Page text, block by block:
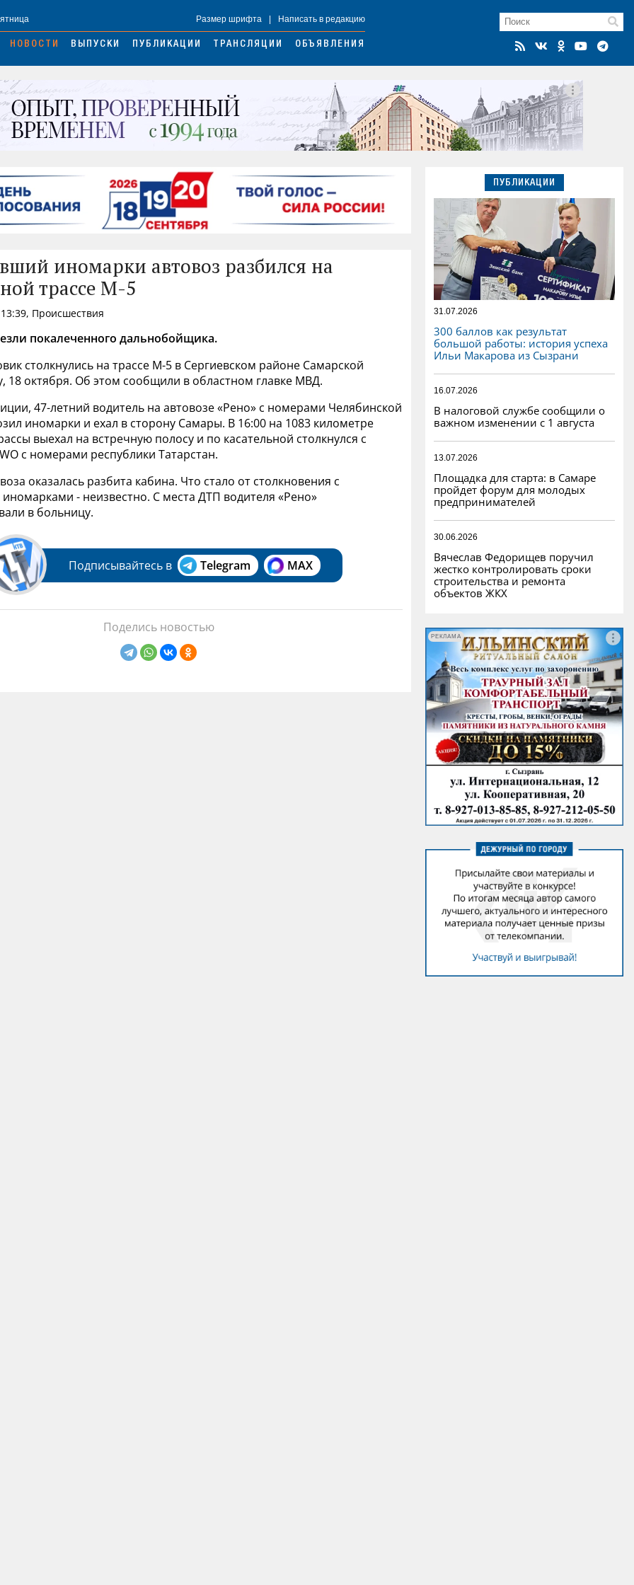
Размер шрифта Написать в редакцию
НОВОСТИ ВЫПУСКИ ПУБЛИКАЦИИ ТРАНСЛЯЦИИ ОБЪЯВЛЕНИЯ
иномарки автовоз разбился на
трассе М-5
Происшествия
покалеченного дальнобойщика.
столкнулись на трассе М-5 в Сергиевском районе Самарской
18 октября. Об этом сообщили в областном главке МВД.
47-летний водитель на автовозе «Рено» с номерами Челябинской
иномарки и ехал в сторону Самары. В 16:00 на 1083 километре
выехал на встречную полосу и по касательной столкнулся с
с номерами республики Татарстан.
оказалась разбита кабина. Что стало от столкновения с
- неизвестно. С места ДТП водителя «Рено»
в больницу.
Подписывайтесь в Telegram MAX
Поделись новостью
ПУБЛИКАЦИИ
31.07.2026
300 баллов как результат
большой работы: история успеха
Ильи Макарова из Сызрани
16.07.2026
В налоговой службе сообщили о
важном изменении с 1 августа
13.07.2026
Площадка для старта: в Самаре
пройдет форум для молодых
предпринимателей
30.06.2026
Вячеслав Федорищев поручил
жестко контролировать сроки
строительства и ремонта
объектов ЖКХ
РЕКЛАМА